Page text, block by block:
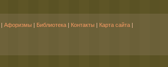
Афоризмы Библиотека Контакты Карта сайта